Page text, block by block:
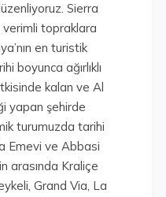
Sierra
topraklara
en turistik
boyunca ağırlıklı
kalan ve Al
yapan şehirde
turumuzda tarihi
Emevi ve Abbasi
arasında Kraliçe
Grand Via, La